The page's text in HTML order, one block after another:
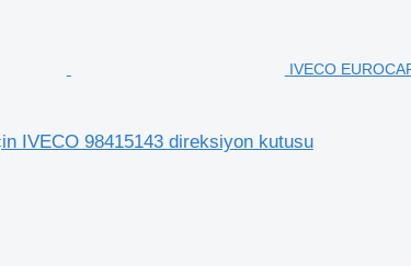
IVECO
IVECO 98415143 direksiyon kutusu